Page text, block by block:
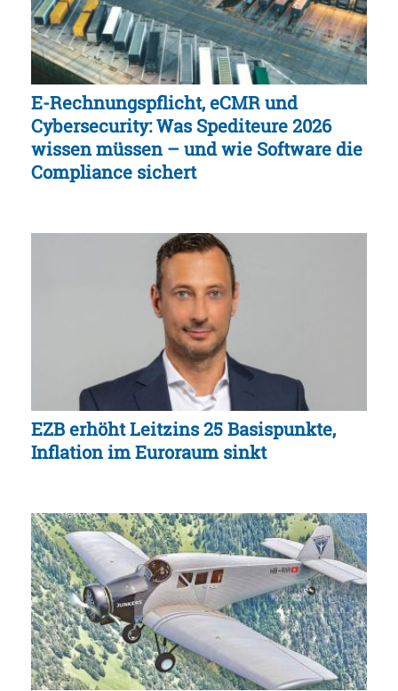
E-Rechnungspflicht, eCMR und
Cybersecurity: Was Spediteure 2026
wissen müssen – und wie Software die
Compliance sichert
EZB erhöht Leitzins 25 Basispunkte,
Inflation im Euroraum sinkt